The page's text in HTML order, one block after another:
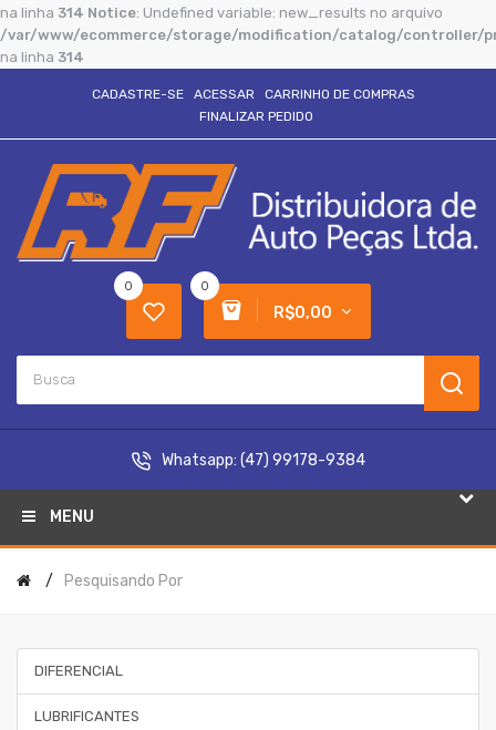
na linha 314 Notice: Undefined variable: new_results no arquivo
/var/www/ecommerce/storage/modification/catalog/controller/
na linha 314
CADASTRE-SE ACESSAR
CARRINHO DE COMPRAS
FINALIZAR PEDIDO
0
R$0,00
0
Whatsapp: (47) 99178-9384
MENU
Pesquisando Por
DIFERENCIAL
LUBRIFICANTES